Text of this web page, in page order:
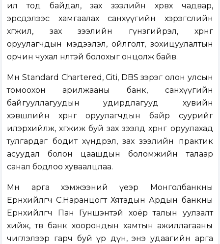
ил тод байдал, зах зээлийн хөрвөх чадвар,
эрсдэлээс хамгаалах санхүүгийн хэрэгслийн
хөгжил, зах зээлийн гүнзгийрэл, хөрөнгө
оруулагчдын мэдээлэл, ойлголт, зохицуулалтын
орчин чухал нөлөөтэй болохыг онцолж байв.
Мөн Standard Chartered, Citi, DBS зэрэг олон улсын
томоохон арилжааны банк, санхүүгийн
байгууллагуудын удирдлагууд хувийн
хэвшлийн хөрөнгө оруулагчдын байр суурийг
илэрхийлж, хөгжиж буй зах зээлд хөрөнгө оруулахад
тулгардаг бодит хүндрэл, зах зээлийн практик
асуудал болон цаашдын боломжийн талаар
санал бодлоо хуваалцлаа.
Мөн арга хэмжээний үеэр Монголбанкны
Ерөнхийлөгч С.Наранцогт Хятадын Ардын банкны
Ерөнхийлөгч Пан Гуншэнтэй хоёр талын уулзалт
хийж, төв банк хоорондын хамтын ажиллагааны
чиглэлээр гарч буй үр дүн, энэ удаагийн арга